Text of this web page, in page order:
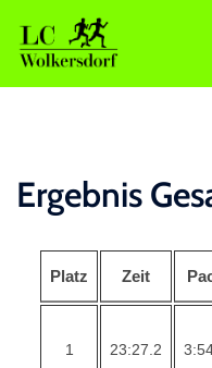
Inhalt
springen
Ergebnis
Platz Zeit
1 23:27.2